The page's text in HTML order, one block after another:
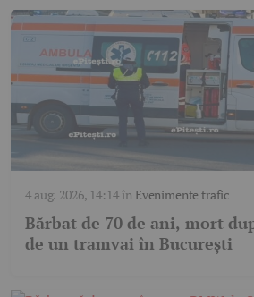
4 aug. 2026, 14:14în Evenimente trafic
Bărbat de 70 de ani, mort
de un tramvai în București